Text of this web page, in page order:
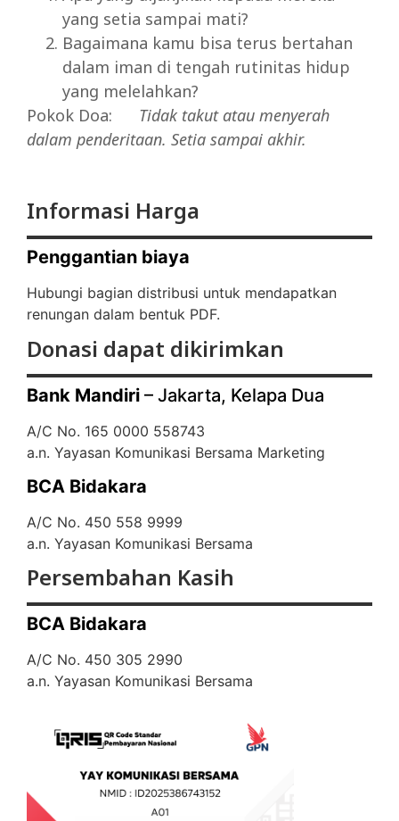
yang setia sampai mati?
Bagaimana kamu bisa terus bertahan
dalam iman di tengah rutinitas hidup
yang melelahkan?
Pokok Doa: Tidak takutatau menyerah
dalam penderitaan. Setia sampai akhir.
Informasi Harga
Penggantian biaya
Hubungi bagian distribusi untuk mendapatkan
renungan dalam bentuk PDF.
Donasi dapat dikirimkan
Bank Mandiri – Jakarta, Kelapa Dua
A/C No. 165 0000 558743
a.n. Yayasan Komunikasi Bersama Marketing
BCA Bidakara
A/C No. 450 558 9999
a.n. Yayasan Komunikasi Bersama
Persembahan Kasih
BCA Bidakara
A/C No. 450 305 2990
a.n. Yayasan Komunikasi Bersama